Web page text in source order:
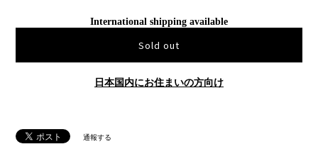
International shipping available
Sold out
日本国内にお住まいの方向け
通報する